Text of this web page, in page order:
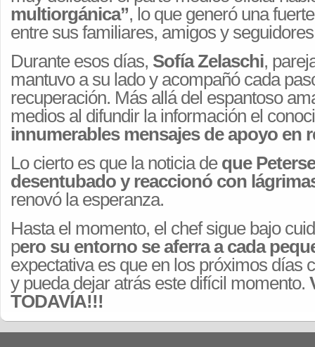
multiorgánica”, lo que generó una
entre sus familiares, amigos y
Durante esos días, Sofía Zelaschi,
mantuvo a su lado y acompañó cada
recuperación. Más allá del espantoso
medios al difundir la información el
innumerables mensajes de apoyo en
Lo cierto es que la noticia de que
desentubado y reaccionó con
renovó la esperanza.
Hasta el momento, el chef sigue bajo
pero su entorno se aferra a cada
expectativa es que en los próximos días
y pueda dejar atrás este difícil momento.
TODAVÍA!!!